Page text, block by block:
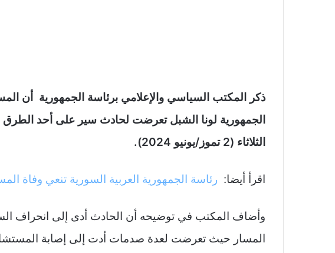
ذكر المكتب السياسي والإعلامي برئاسة الجمهورية أن
الجمهورية لونا الشبل تعرضت لحادث سير على أحد الطرق
الثلاثاء (2 تموز/يونيو 2024).
اقرأ أيضا: رئاسة الجمهورية العربية السورية تنعي وفاة
وأضاف المكتب في توضيحه أن الحادث أدى إلى انحراف
المسار حيث تعرضت لعدة صدمات أدت إلى إصابة